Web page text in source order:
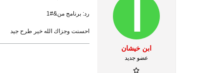
ابن خيشان
عضو جديد
رد: برنامج من&#1
احسنت وجزاك الله خير طرح جيد